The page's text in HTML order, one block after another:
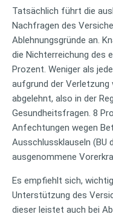
Tatsächlich führt die
Nachfragen des
Ablehnungsgründe an.
die Nichterreichung des
Prozent. Weniger als
aufgrund der
abgelehnt, also in der
Gesundheitsfragen. 8
Anfechtungen wegen
Ausschlussklauseln (BU
ausgenommene
Es empfiehlt sich,
Unterstützung des
dieser leistet auch bei